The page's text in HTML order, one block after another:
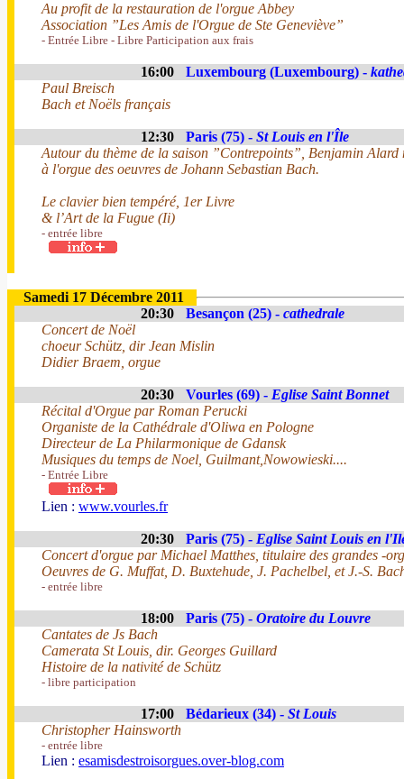
Au profit de la restauration de l'orgue Abbey
Association ”Les Amis de l'Orgue de Ste Geneviève”
- Entrée Libre - Libre Participation aux frais
16:00 Luxembourg (Luxembourg) -
Paul Breisch
Bach et Noëls français
12:30 Paris (75) - St Louis en l'Île
Autour du thème de la saison ”Contrepoints”, Benjamin
à l'orgue des oeuvres de Johann Sebastian Bach.
Le clavier bien tempéré, 1er Livre
& l’Art de la Fugue (Ii)
- entrée libre
Samedi 17 Décembre 2011
20:30
Besançon (25) - cathedrale
Concert de Noël
choeur Schütz, dir Jean Mislin
Didier Braem, orgue
20:30 Vourles (69) - Eglise Saint Bonnet
Récital d'Orgue par Roman Perucki
Organiste de la Cathédrale d'Oliwa en Pologne
Directeur de La Philarmonique de Gdansk
Musiques du temps de Noel, Guilmant,Nowowieski....
- Entrée Libre
Lien : www.vourles.fr
20:30 Paris (75) - Eglise Saint Louis en
Concert d'orgue par Michael Matthes, titulaire des grandes -
Oeuvres de G. Muffat, D. Buxtehude, J. Pachelbel, et J.-S.
- entrée libre
18:00 Paris (75) - Oratoire du Louvre
Cantates de Js Bach
Camerata St Louis, dir. Georges Guillard
Histoire de la nativité de Schütz
- libre participation
17:00 Bédarieux (34) - St Louis
Christopher Hainsworth
- entrée libre
Lien : esamisdestroisorgues.over-blog.com